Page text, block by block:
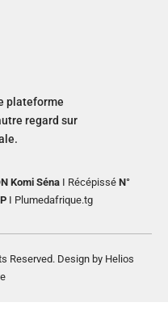
plateforme
regard sur
Komi SénaI RécépisséN°
I Plumedafrique.tg
Reserved. Design by Helios